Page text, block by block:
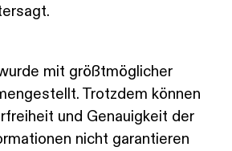
mit größtmöglicher
Trotzdem können
und Genauigkeit der
nicht garantieren